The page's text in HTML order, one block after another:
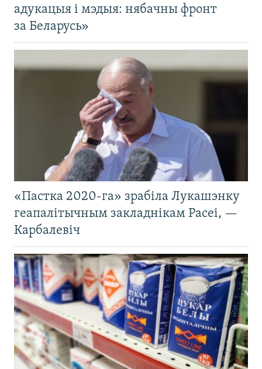
адукацыя і мэдыя: нябачны фронт
за Беларусь»
«Пастка 2020-га» зрабіла Лукашэнку
геапалітычным закладнікам Расеі, —
Карбалевіч